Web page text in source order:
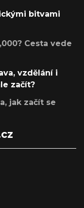
bitvami
Cesta vede
vzdělání i
začít?
jak začít se